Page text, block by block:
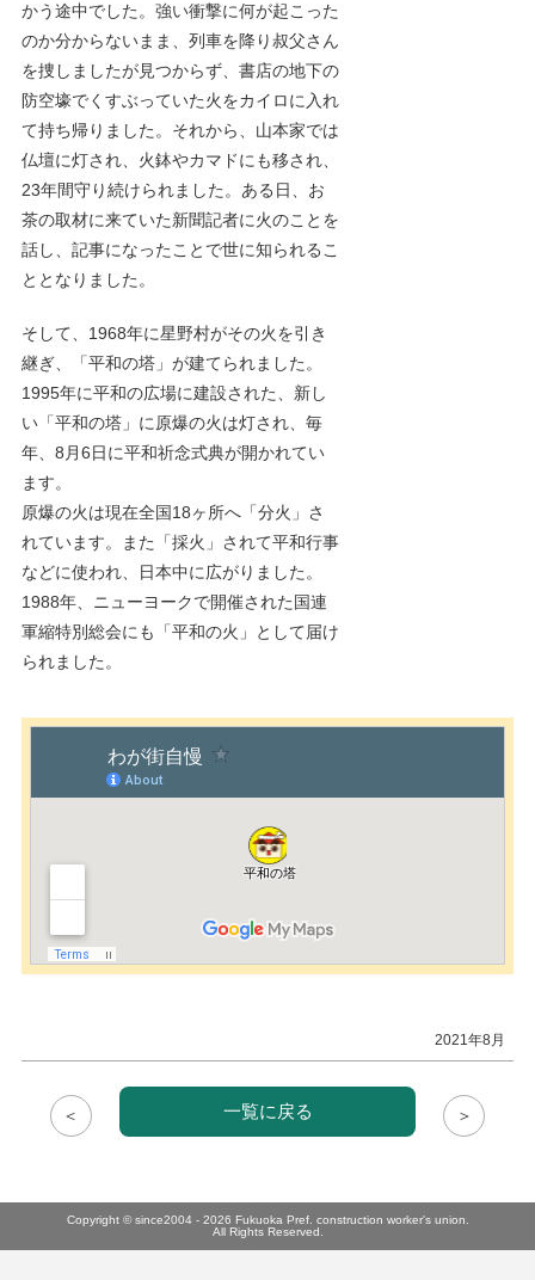
かう途中でした。強い衝撃に何が起こった
のか分からないまま、列車を降り叔父さん
を捜しましたが見つからず、書店の地下の
防空壕でくすぶっていた火をカイロに入れ
て持ち帰りました。それから、山本家では
仏壇に灯され、火鉢やカマドにも移され、
23年間守り続けられました。ある日、お
茶の取材に来ていた新聞記者に火のことを
話し、記事になったことで世に知られるこ
ととなりました。
そして、1968年に星野村がその火を引き
継ぎ、「平和の塔」が建てられました。
1995年に平和の広場に建設された、新し
い「平和の塔」に原爆の火は灯され、毎
年、8月6日に平和祈念式典が開かれてい
ます。
原爆の火は現在全国18ヶ所へ「分火」さ
れています。また「採火」されて平和行事
などに使われ、日本中に広がりました。
1988年、ニューヨークで開催された国連
軍縮特別総会にも「平和の火」として届け
られました。
2021年8月
＜ 一覧に戻る ＞
Copyright © since2004 - 2026 Fukuoka Pref. construction worker's union.
All Rights Reserved.